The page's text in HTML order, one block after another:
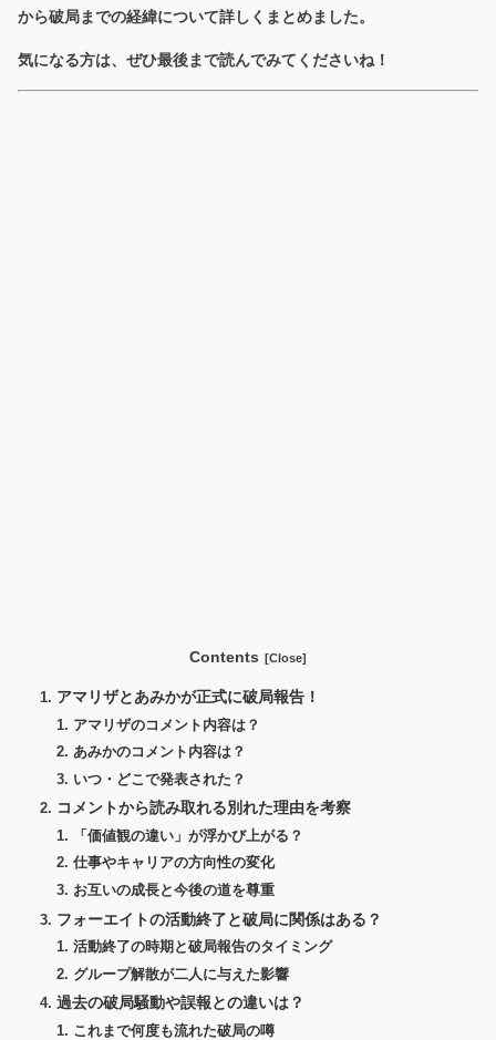
から破局までの経緯について詳しくまとめました。
気になる方は、ぜひ最後まで読んでみてくださいね！
Contents
アマリザとあみかが正式に破局報告！
アマリザのコメント内容は？
あみかのコメント内容は？
いつ・どこで発表された？
コメントから読み取れる別れた理由を考察
「価値観の違い」が浮かび上がる？
仕事やキャリアの方向性の変化
お互いの成長と今後の道を尊重
フォーエイトの活動終了と破局に関係はある？
活動終了の時期と破局報告のタイミング
グループ解散が二人に与えた影響
過去の破局騒動や誤報との違いは？
これまで何度も流れた破局の噂